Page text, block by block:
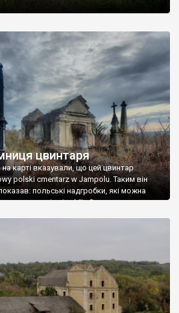
цвинтаря
на карті вказували, що цей цвинтар
polski cmentarz w Jampolu. Таким він
польські надгробки, які можна
польські епітафії… Загалом цвинтар